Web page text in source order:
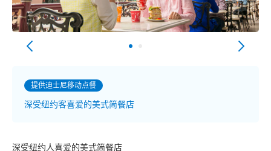
提供迪士尼移动点餐
深受纽约客喜爱的美式简餐店
深受纽约人喜爱的美式简餐店